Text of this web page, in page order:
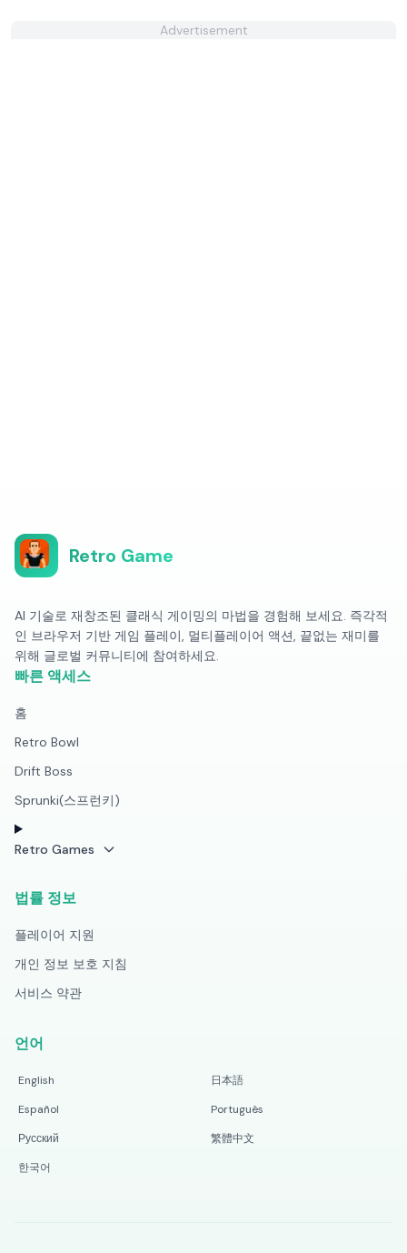
Advertisement
Retro Game
AI 기술로 재창조된 클래식 게이밍의 마법을 경험해 보세요. 즉각적
인 브라우저 기반 게임 플레이, 멀티플레이어 액션, 끝없는 재미를
위해 글로벌 커뮤니티에 참여하세요.
빠른 액세스
홈
Retro Bowl
Drift Boss
Sprunki(스프런키)
Retro Games
법률 정보
플레이어 지원
개인 정보 보호 지침
서비스 약관
언어
English
日本語
Español
Português
Русский
繁體中文
한국어